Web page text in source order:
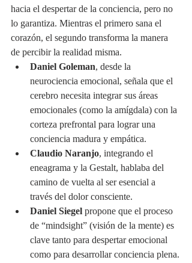
hacia el despertar de la conciencia, pero no
lo garantiza. Mientras el primero sana el
corazón, el segundo transforma la manera
de percibir la realidad misma.
Daniel Goleman, desde la
neurociencia emocional, señala que el
cerebro necesita integrar sus áreas
emocionales (como la amígdala) con la
corteza prefrontal para lograr una
conciencia madura y empática.
Claudio Naranjo, integrando el
eneagrama y la Gestalt, hablaba del
camino de vuelta al ser esencial a
través del dolor consciente.
Daniel Siegel propone que el proceso
de “mindsight” (visión de la mente) es
clave tanto para despertar emocional
como para desarrollar conciencia plena.